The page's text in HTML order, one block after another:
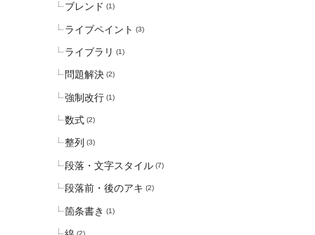
ブレンド (1)
ライブペイント (3)
ライブラリ (1)
問題解決 (2)
強制改行 (1)
数式 (2)
整列 (3)
段落・文字スタイル (7)
段落前・後のアキ (2)
箇条書き (1)
(2)